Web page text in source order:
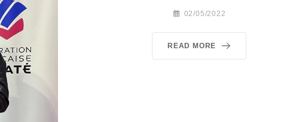
02/05/2022
READ MORE